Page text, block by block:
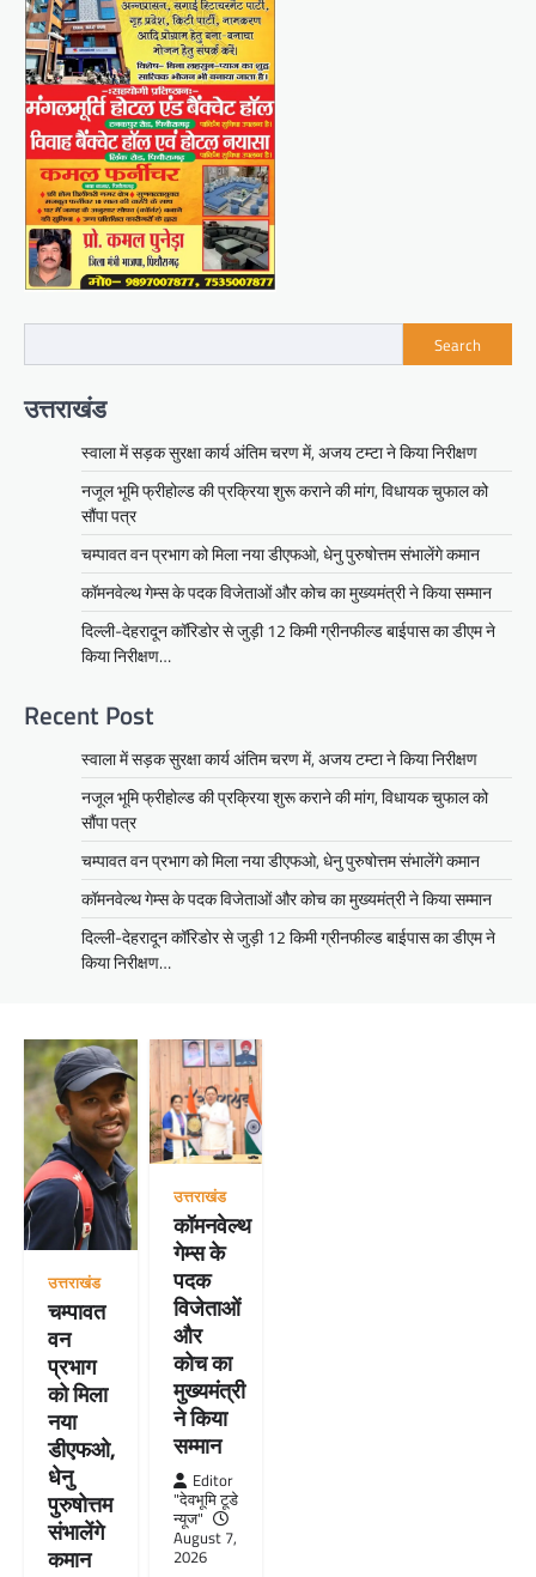
Search
उत्तराखंड
स्वाला में सड़क सुरक्षा कार्य अंतिम चरण में, अजय टम्टा ने किया निरीक्षण
नजूल भूमि फ्रीहोल्ड की प्रक्रिया शुरू कराने की मांग, विधायक चुफाल को
सौंपा पत्र
चम्पावत वन प्रभाग को मिला नया डीएफओ, धेनु पुरुषोत्तम संभालेंगे कमान
कॉमनवेल्थ गेम्स के पदक विजेताओं और कोच का मुख्यमंत्री ने किया सम्मान
दिल्ली-देहरादून कॉरिडोर से जुड़ी 12 किमी ग्रीनफील्ड बाईपास का डीएम ने
किया निरीक्षण…
Recent Post
स्वाला में सड़क सुरक्षा कार्य अंतिम चरण में, अजय टम्टा ने किया निरीक्षण
नजूल भूमि फ्रीहोल्ड की प्रक्रिया शुरू कराने की मांग, विधायक चुफाल को
सौंपा पत्र
चम्पावत वन प्रभाग को मिला नया डीएफओ, धेनु पुरुषोत्तम संभालेंगे कमान
कॉमनवेल्थ गेम्स के पदक विजेताओं और कोच का मुख्यमंत्री ने किया सम्मान
दिल्ली-देहरादून कॉरिडोर से जुड़ी 12 किमी ग्रीनफील्ड बाईपास का डीएम ने
किया निरीक्षण…
उत्तराखंड
चम्पावत
वन
प्रभाग
को मिला
नया
डीएफओ,
धेनु
पुरुषोत्तम
संभालेंगे
कमान
उत्तराखंड
कॉमनवेल्थ
गेम्स के
पदक
विजेताओं
और
कोच का
मुख्यमंत्री
ने किया
सम्मान
Editor
"देवभूमि टूडे
न्यूज"
August 7,
2026